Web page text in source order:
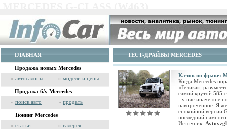
ГЛАВНАЯ
Продажа новых Mercedes
» автосалоны » модели и цены
Продажа б/у Mercedes
» поиск авто » продать
Тюнинг Mercedes
» статьи » галерея
ТЕСТ-ДРАЙВЫ MERCEDES
Качок во фраке:
Когда Mercedes
«Гелика»,
самой крутой 585-
- у нас иначе «не
навороченное. Я
спокойной версии
последний намного
Источник: